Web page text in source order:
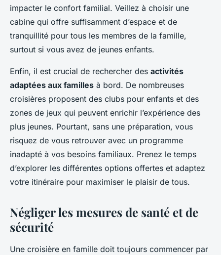
impacter le confort familial. Veillez à choisir une
cabine qui offre suffisamment d’espace et de
tranquillité pour tous les membres de la famille,
surtout si vous avez de jeunes enfants.
Enfin, il est crucial de rechercher des activités
adaptées aux familles à bord. De nombreuses
croisières proposent des clubs pour enfants et des
zones de jeux qui peuvent enrichir l’expérience des
plus jeunes. Pourtant, sans une préparation, vous
risquez de vous retrouver avec un programme
inadapté à vos besoins familiaux. Prenez le temps
d’explorer les différentes options offertes et adaptez
votre itinéraire pour maximiser le plaisir de tous.
Négliger les mesures de santé et de
sécurité
Une croisière en famille doit toujours commencer par